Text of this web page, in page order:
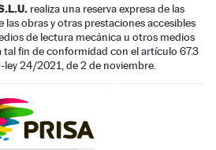
realiza una reserva expresa de las
las obras y otras prestaciones accesibles
de lectura mecánica u otros medios
tal fin de conformidad con el artículo 67.3
ley 24/2021, de 2 de noviembre.